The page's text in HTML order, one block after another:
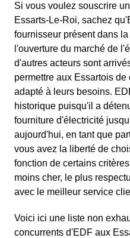
Si vous voulez souscrire
Essarts-Le-Roi, sachez
fournisseur présent dans
l'ouverture du marché de
d'autres acteurs sont
permettre aux Essartois
adapté à leurs besoins.
historique puisqu'il a
fourniture d'électricité
aujourd'hui, en tant que
vous avez la liberté de
fonction de certains
moins cher, le plus
avec le meilleur service
Voici ici une liste non
concurrents d'EDF aux